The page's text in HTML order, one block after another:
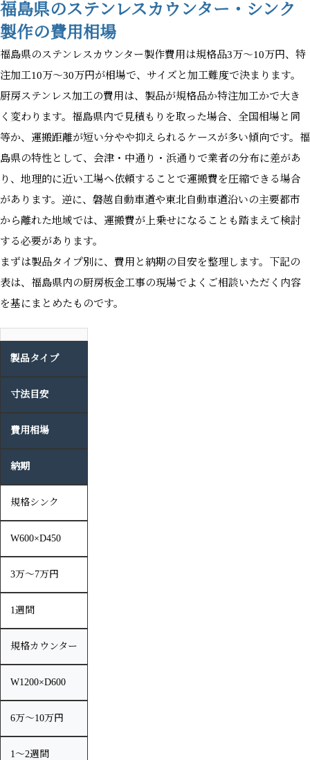
福島県のステンレスカウンター・シンク
製作の費用相場
福島県のステンレスカウンター製作費用は規格品3万〜10万円、特
注加工10万〜30万円が相場で、サイズと加工難度で決まります。
厨房ステンレス加工の費用は、製品が規格品か特注加工かで大き
く変わります。福島県内で見積もりを取った場合、全国相場と同
等か、運搬距離が短い分やや抑えられるケースが多い傾向です。福
島県の特性として、会津・中通り・浜通りで業者の分布に差があ
り、地理的に近い工場へ依頼することで運搬費を圧縮できる場合
があります。逆に、磐越自動車道や東北自動車道沿いの主要都市
から離れた地域では、運搬費が上乗せになることも踏まえて検討
する必要があります。
まずは製品タイプ別に、費用と納期の目安を整理します。下記の
表は、福島県内の厨房板金工事の現場でよくご相談いただく内容
を基にまとめたものです。
製品タイプ
寸法目安
費用相場
納期
規格シンク
W600×D450
3万〜7万円
1週間
規格カウンター
W1200×D600
6万〜10万円
1〜2週間